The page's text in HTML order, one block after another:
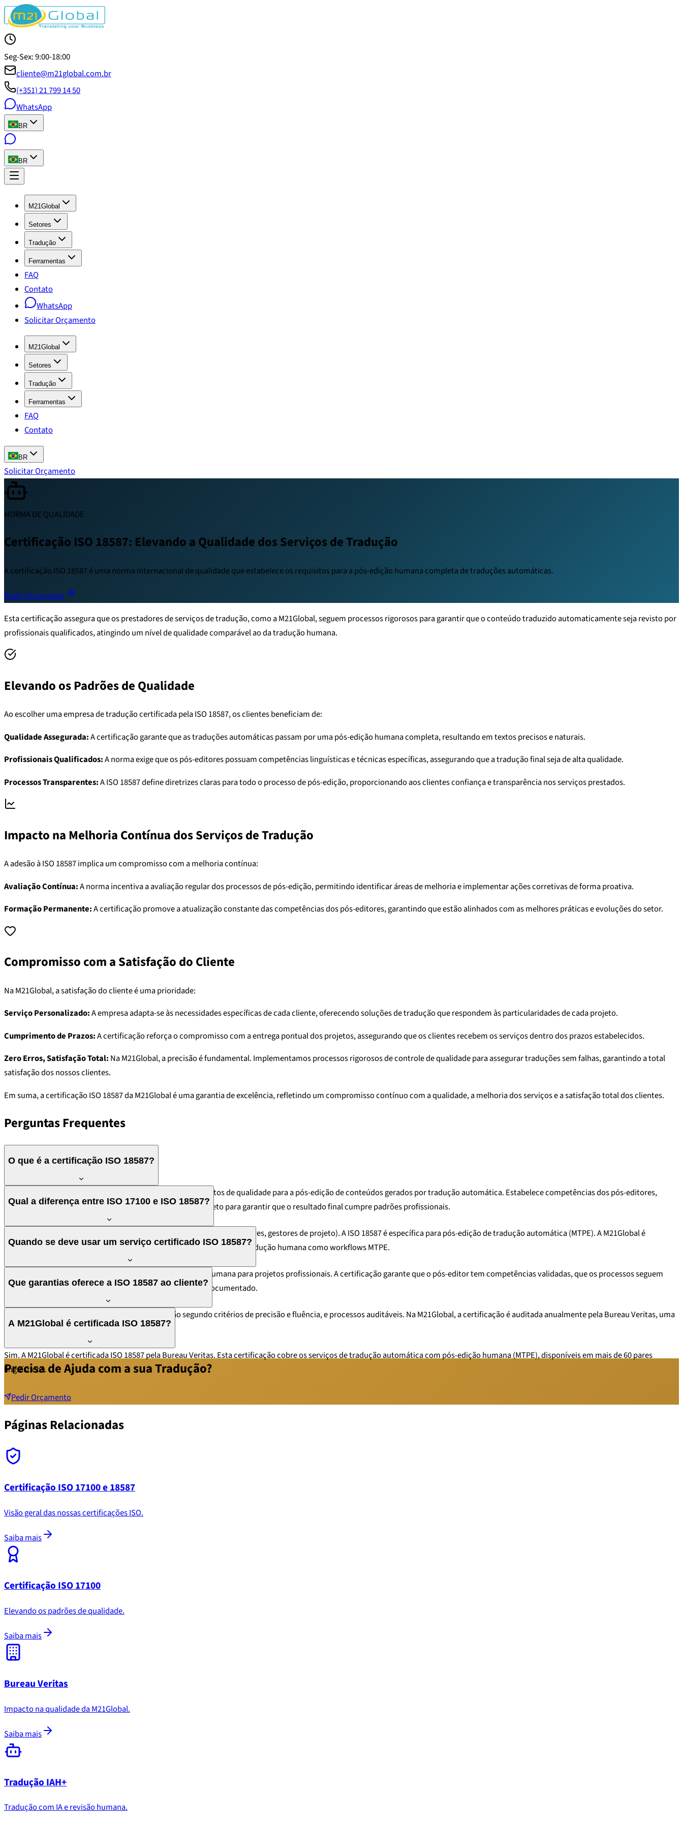
Seg-Sex: 9:00-18:00
cliente@m21global.com.br
(+351) 21 799 14 50
WhatsApp
BR
BR
M21Global
Setores
Tradução
Ferramentas
FAQ
Contato
WhatsApp
Solicitar Orçamento
M21Global
Setores
Tradução
Ferramentas
FAQ
Contato
BR
Solicitar Orçamento
NORMA DE QUALIDADE
Certificação ISO 18587: Elevando a Qualidade dos Serviços de Tradução
A certificação ISO 18587 é uma norma internacional de qualidade que estabelece os requisitos para a pós-edição humana completa de traduções automáticas.
Pedir Orçamento
Esta certificação assegura que os prestadores de serviços de tradução, como a M21Global, seguem processos rigorosos para garantir que o conteúdo traduzido automaticamente seja revisto por
profissionais qualificados, atingindo um nível de qualidade comparável ao da tradução humana.
Elevando os Padrões de Qualidade
Ao escolher uma empresa de tradução certificada pela ISO 18587, os clientes beneficiam de:
Qualidade Assegurada:A certificação garante que as traduções automáticas passam por uma pós-edição humana completa, resultando em textos precisos e naturais.
Profissionais Qualificados:A norma exige que os pós-editores possuam competências linguísticas e técnicas específicas, assegurando que a tradução final seja de alta qualidade.
Processos Transparentes:A ISO 18587 define diretrizes claras para todo o processo de pós-edição, proporcionando aos clientes confiança e transparência nos serviços prestados.
Impacto na Melhoria Contínua dos Serviços de Tradução
A adesão à ISO 18587 implica um compromisso com a melhoria contínua:
Avaliação Contínua:A norma incentiva a avaliação regular dos processos de pós-edição, permitindo identificar áreas de melhoria e implementar ações corretivas de forma proativa.
Formação Permanente:A certificação promove a atualização constante das competências dos pós-editores, garantindo que estão alinhados com as melhores práticas e evoluções do setor.
Compromisso com a Satisfação do Cliente
Na M21Global, a satisfação do cliente é uma prioridade:
Serviço Personalizado:A empresa adapta-se às necessidades específicas de cada cliente, oferecendo soluções de tradução que respondem às particularidades de cada projeto.
Cumprimento de Prazos:A certificação reforça o compromisso com a entrega pontual dos projetos, assegurando que os clientes recebem os serviços dentro dos prazos estabelecidos.
Zero Erros, Satisfação Total: Na M21Global, a precisão é fundamental. Implementamos processos rigorosos de controle de qualidade para assegurar traduções sem falhas, garantindo a total
satisfação dos nossos clientes.
Em suma, a certificação ISO 18587 da M21Global é uma garantia de excelência, refletindo um compromisso contínuo com a qualidade, a melhoria dos serviços e a satisfação total dos clientes.
Perguntas Frequentes
O que é a certificação ISO 18587?
A ISO 18587 é uma norma internacional que define os requisitos de qualidade para a pós-edição de conteúdos gerados por tradução automática. Estabelece competências dos pós-editores,
processos de controle de qualidade e especificações de projeto para garantir que o resultado final cumpre padrões profissionais.
Qual a diferença entre ISO 17100 e ISO 18587?
A ISO 17100 aplica-se a serviços de tradução humana (tradutores, revisores, gestores de projeto). A ISO 18587 é específica para pós-edição de tradução automática (MTPE). A M21Global é
certificada em ambas as normas pela Bureau Veritas, cobrindo tanto tradução humana como workflows MTPE.
Quando se deve usar um serviço certificado ISO 18587?
Sempre que utilizar tradução automática com pós-edição humana para projetos profissionais. A certificação garante que o pós-editor tem competências validadas, que os processos seguem
padrões internacionais e que existe controle de qualidade documentado.
Que garantias oferece a ISO 18587 ao cliente?
A norma garante pós-editores qualificados, revisão segundo critérios de precisão e fluência, e processos auditáveis. Na M21Global, a certificação é auditada anualmente pela Bureau Veritas, uma
das maiores empresas de certificação do mundo.
A M21Global é certificada ISO 18587?
Sim. A M21Global é certificada ISO 18587 pela Bureau Veritas. Esta certificação cobre os serviços de tradução automática com pós-edição humana (MTPE), disponíveis em mais de 60 pares
linguísticos.
Precisa de Ajuda com a sua Tradução?
Pedir Orçamento
Páginas Relacionadas
Certificação ISO 17100 e 18587
Visão geral das nossas certificações ISO.
Saiba mais
Certificação ISO 17100
Elevando os padrões de qualidade.
Saiba mais
Bureau Veritas
Impacto na qualidade da M21Global.
Saiba mais
Tradução IAH+
Tradução com IA e revisão humana.